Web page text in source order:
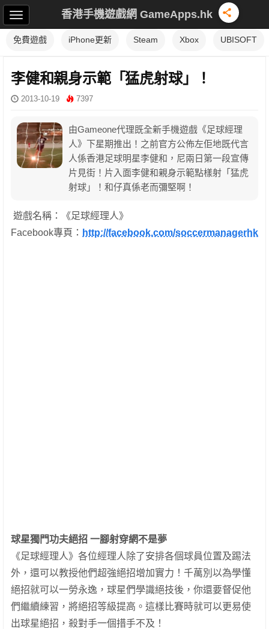
香港手機遊戲網 GameApps.hk
免費遊戲 iPhone更新 Steam Xbox UBISOFT
李健和親身示範「猛虎射球」！
2013-10-19 7397
由Gameone代理既全新手機遊戲《足球經理
人》下星期推出！之前官方公佈左佢地既代言
人係香港足球明星李健和，尼兩日第一段宣傳
片見街！片入面李健和親身示範點樣射「猛虎
射球」！和仔真係老而彌堅啊！
遊戲名稱：《足球經理人》
Facebook專頁： http://facebook.com/soccermanagerhk
球星獨門功夫絕招 一腳射穿網不是夢
《足球經理人》各位經理人除了安排各個球員位置及踢法
外，還可以教授他們超強絕招增加實力！千萬別以為學懂
絕招就可以一勞永逸，球星們學識絕技後，你還要督促他
們繼續練習，將絕招等級提高。這樣比賽時就可以更易使
出球星絕招，殺對手一個措手不及！